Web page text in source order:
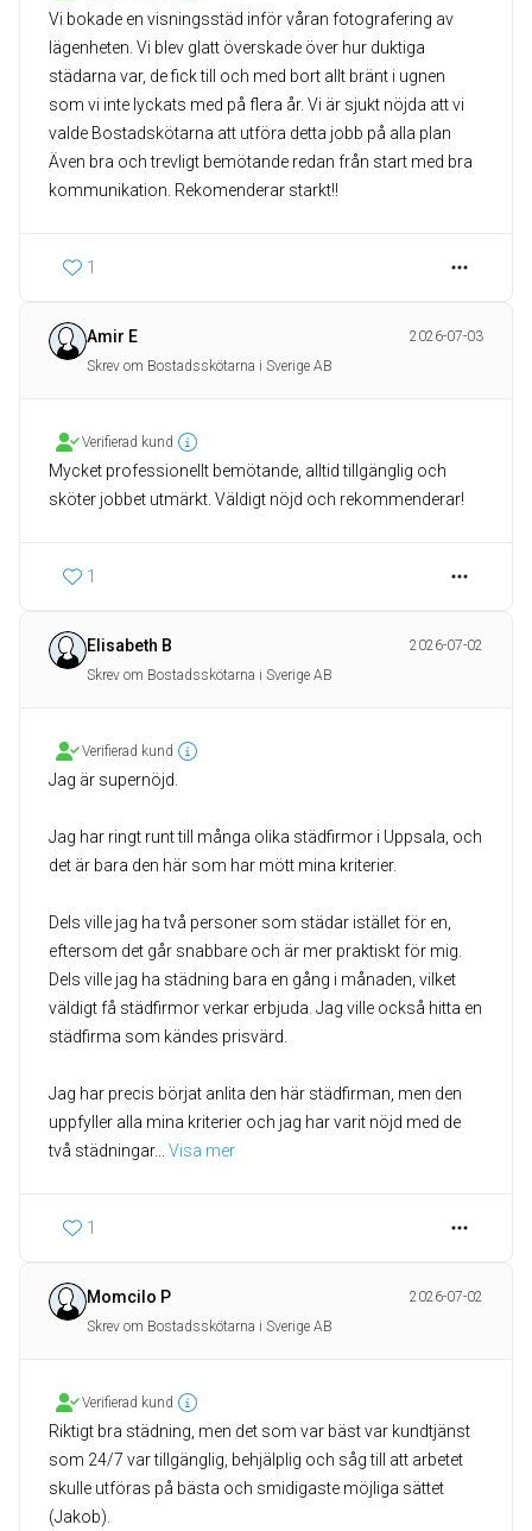
Vi bokade en visningsstäd inför våran fotografering av
lägenheten. Vi blev glatt överskade över hur duktiga
städarna var, de fick till och med bort allt bränt i ugnen
som vi inte lyckats med på flera år. Vi är sjukt nöjda att vi
valde Bostadskötarna att utföra detta jobb på alla plan
Även bra och trevligt bemötande redan från start med bra
kommunikation. Rekomenderar starkt!!
1
Amir E
2026-07-03
Skrev om Bostadsskötarna i Sverige AB
Verifierad kund
Mycket professionellt bemötande, alltid tillgänglig och
sköter jobbet utmärkt. Väldigt nöjd och rekommenderar!
1
Elisabeth B
2026-07-02
Skrev om Bostadsskötarna i Sverige AB
Verifierad kund
Jag är supernöjd.
Jag har ringt runt till många olika städfirmor i Uppsala, och
det är bara den här som har mött mina kriterier.
Dels ville jag ha två personer som städar istället för en,
eftersom det går snabbare och är mer praktiskt för mig.
Dels ville jag ha städning bara en gång i månaden, vilket
väldigt få städfirmor verkar erbjuda. Jag ville också hitta en
städfirma som kändes prisvärd.
Jag har precis börjat anlita den här städfirman, men den
uppfyller alla mina kriterier och jag har varit nöjd med de
två städningar... Visa mer
1
Momcilo P
2026-07-02
Skrev om Bostadsskötarna i Sverige AB
Verifierad kund
Riktigt bra städning, men det som var bäst var kundtjänst
som 24/7 var tillgänglig, behjälplig och såg till att arbetet
skulle utföras på bästa och smidigaste möjliga sättet
(Jakob).